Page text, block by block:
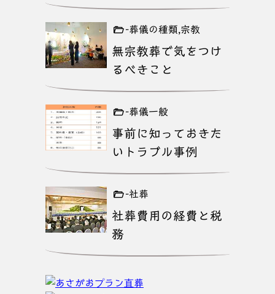
-葬儀の種類,宗教
無宗教葬で気をつけ
るべきこと
-葬儀一般
事前に知っておきた
いトラブル事例
-社葬
社葬費用の経費と税
務